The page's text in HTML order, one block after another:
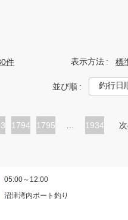
件 表示方法 標
並び順
ペ
1794
ペ
1795 1934
05:00～12:00
沼津湾内ボート釣り